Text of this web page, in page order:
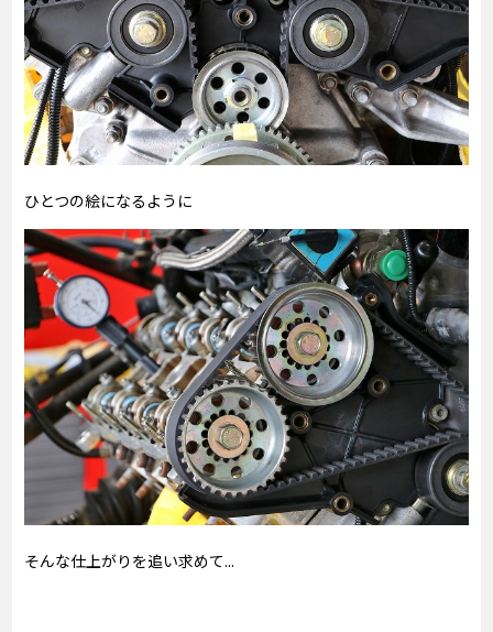
ひとつの絵になるように
そんな仕上がりを追い求めて...